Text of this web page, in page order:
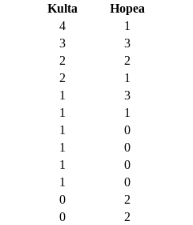
Kulta
Hopea
4
1
3
3
2
2
2
1
1
3
1
1
1
0
1
0
1
0
1
0
0
2
0
2